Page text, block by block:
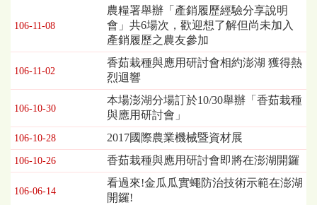
106-11-08
農糧署舉辦「產銷履歷經驗分享說明
會」共6場次，歡迎想了解但尚未加入
產銷履歷之農友參加
106-11-02
香茹栽種與應用研討會相約澎湖 獲得熱
烈迴響
106-10-30
本場澎湖分場訂於10/30舉辦「香茹栽種
與應用研討會」
106-10-28 2017國際農業機械暨資材展
106-10-26 香茹栽種與應用研討會即將在澎湖開鑼
106-06-14
看過來!金瓜瓜實蠅防治技術示範在澎湖
開鑼!